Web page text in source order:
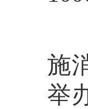
施
举